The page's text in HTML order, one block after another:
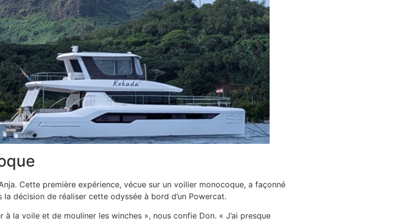
Cette première expérience, vécue sur un voilier monocoque, a façonné
décision de réaliser cette odyssée à bord d’un Powercat.
à la voile et de mouliner les winches », nous confie Don. « J’ai presque